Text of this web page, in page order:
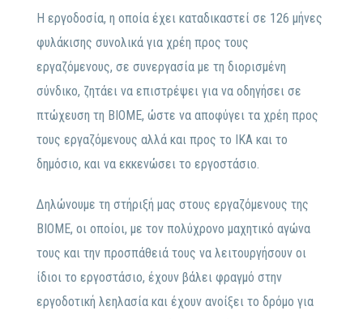
Η εργοδοσία, η οποία έχει καταδικαστεί σε 126 μήνες
φυλάκισης συνολικά για χρέη προς τους
εργαζόμενους, σε συνεργασία με τη διορισμένη
σύνδικο, ζητάει να επιστρέψει για να οδηγήσει σε
πτώχευση τη ΒΙΟΜΕ, ώστε να αποφύγει τα χρέη προς
τους εργαζόμενους αλλά και προς το ΙΚΑ και το
δημόσιο, και να εκκενώσει το εργοστάσιο.
Δηλώνουμε τη στήριξή μας στους εργαζόμενους της
ΒΙΟΜΕ, οι οποίοι, με τον πολύχρονο μαχητικό αγώνα
τους και την προσπάθειά τους να λειτουργήσουν οι
ίδιοι το εργοστάσιο, έχουν βάλει φραγμό στην
εργοδοτική λεηλασία και έχουν ανοίξει το δρόμο για